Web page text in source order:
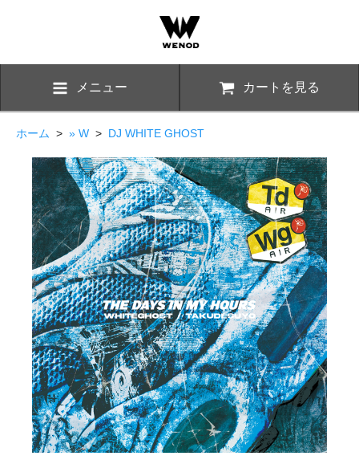
メニュー カートを見る
ホーム > » W > DJ WHITE GHOST